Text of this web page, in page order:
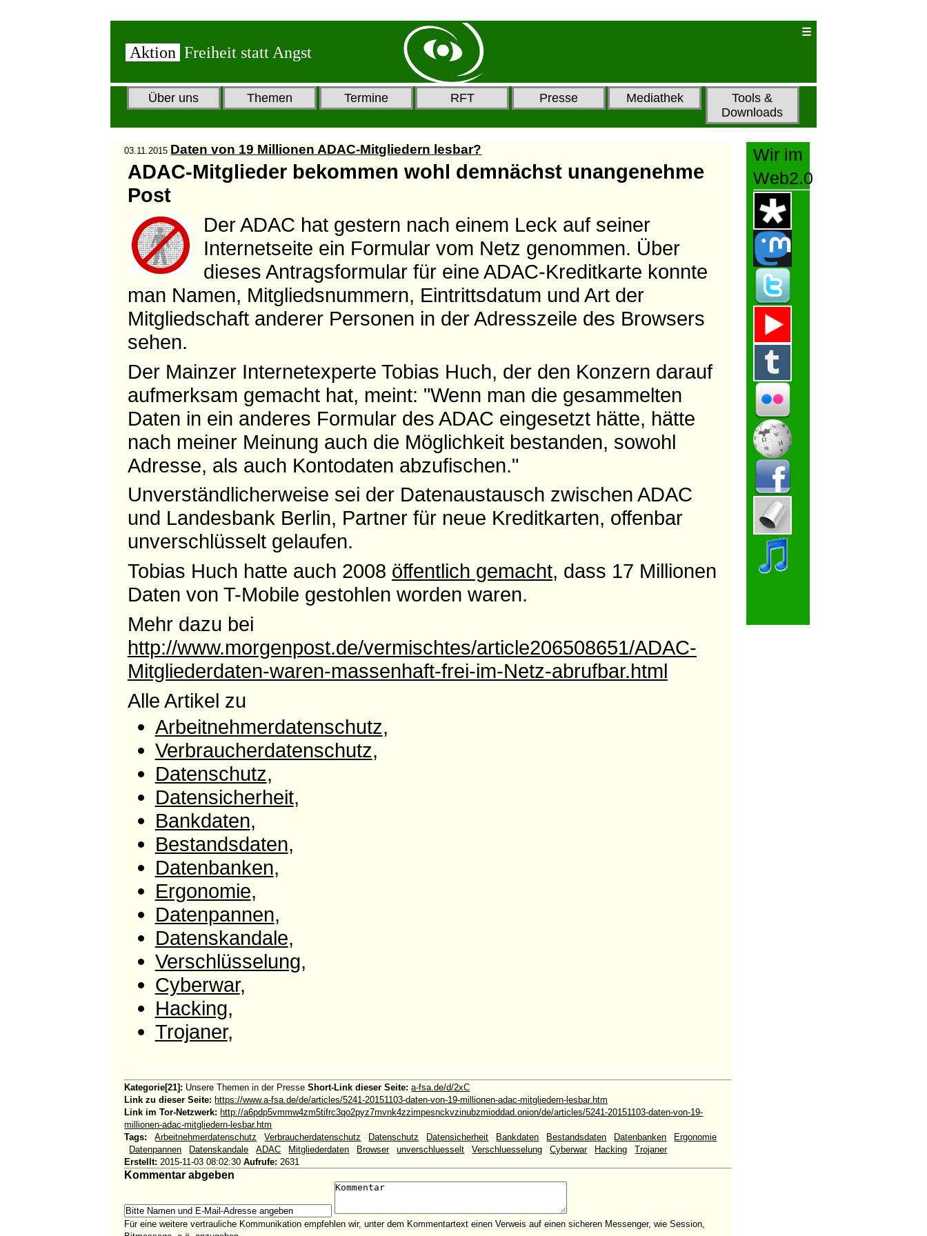
Aktion Freiheit statt Angst
Über uns Themen Termine RFT Presse Mediathek
Tools &
Downloads
03.11.2015 Daten von 19 Millionen ADAC-Mitgliedern lesbar?
ADAC-Mitglieder bekommen wohl demnächst unangenehme
Post
Der ADAC hat gestern nach einem Leck auf seiner
Internetseite ein Formular vom Netz genommen. Über
dieses Antragsformular für eine ADAC-Kreditkarte konnte
man Namen, Mitgliedsnummern, Eintrittsdatum und Art der
Mitgliedschaft anderer Personen in der Adresszeile des Browsers
sehen.
Der Mainzer Internetexperte Tobias Huch, der den Konzern darauf
aufmerksam gemacht hat, meint: "Wenn man die gesammelten
Daten in ein anderes Formular des ADAC eingesetzt hätte, hätte
nach meiner Meinung auch die Möglichkeit bestanden, sowohl
Adresse, als auch Kontodaten abzufischen."
Unverständlicherweise sei der Datenaustausch zwischen ADAC
und Landesbank Berlin, Partner für neue Kreditkarten, offenbar
unverschlüsselt gelaufen.
Tobias Huch hatte auch 2008 öffentlich gemacht, dass 17 Millionen
Daten von T-Mobile gestohlen worden waren.
Mehr dazu bei
http://www.morgenpost.de/vermischtes/article206508651/ADAC-
Mitgliederdaten-waren-massenhaft-frei-im-Netz-abrufbar.html
Alle Artikel zu
Arbeitnehmerdatenschutz,
Verbraucherdatenschutz,
Datenschutz,
Datensicherheit,
Bankdaten,
Bestandsdaten,
Datenbanken,
Ergonomie,
Datenpannen,
Datenskandale,
Verschlüsselung,
Cyberwar,
Hacking,
Trojaner,
Kategorie[21]: Unsere Themen in der PresseShort-Link dieser Seite: a-fsa.de/d/2xC
Link zu dieser Seite: https://www.a-fsa.de/de/articles/5241-20151103-daten-von-19-millionen-adac-mitgliedern-lesbar.htm
Link im Tor-Netzwerk: http://a6pdp5vmmw4zm5tifrc3qo2pyz7mvnk4zzimpesnckvzinubzmioddad.onion/de/articles/5241-20151103-daten-von-19-
millionen-adac-mitgliedern-lesbar.htm
Tags:
#Arbeitnehmerdatenschutz #Verbraucherdatenschutz Datenschutz Datensicherheit Bankdaten Bestandsdaten Datenbanken
Ergonomie
Datenpannen Datenskandale #ADAC Mitgliederdaten Browser #unverschluesselt #Verschluesselung #Cyberwar Hacking #Trojaner
Erstellt: 2015-11-03 08:02:30 Aufrufe: 2631
Kommentar abgeben
Für eine weitere vertrauliche Kommunikation empfehlen wir, unter dem Kommentartext einen Verweis auf einen sicheren Messenger, wie Session,
Wir im
Web2.0